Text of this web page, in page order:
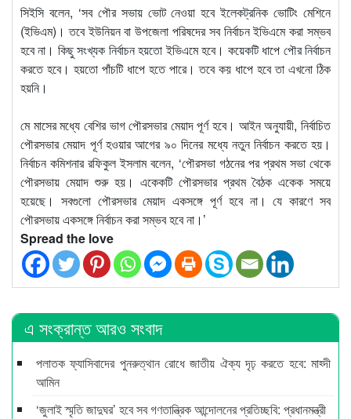
সিইসি বলেন, ‘সব পৌর সভায় ভোট নেওয়া হবে ইলেকট্রনিক ভোটিং মেশিনে
(ইভিএম)। তবে ইউনিয়ন বা উপজেলা পরিষদের সব নির্বাচন ইভিএমে করা সম্ভব
হবে না। কিছু সংখ্যক নির্বাচন হয়তো ইভিএমে হবে। কয়েকটি ধাপে পৌর নির্বাচন
করতে হবে। হয়তো পাঁচটি ধাপে হতে পারে। তবে কয় ধাপে হবে তা এখনো ঠিক
হয়নি।
মে মাসের মধ্যে বেশির ভাগ পৌরসভার মেয়াদ পূর্ণ হবে। আইন অনুযায়ী, নির্বাচিত
পৌরসভার মেয়াদ পূর্ণ হওয়ার আগের ৯০ দিনের মধ্যে নতুন নির্বাচন করতে হয়।
নির্বাচন কমিশনার রফিকুল ইসলাম বলেন, ‘পৌরসভা গঠনের পর প্রথম সভা থেকে
পৌরসভায় মেয়াদ শুরু হয়। একেকটি পৌরসভার প্রথম বৈঠক একেক সময়ে
হয়েছে। সবগুলো পৌরসভার মেয়াদ একসঙ্গে পূর্ণ হবে না। যে কারণে সব
পৌরসভায় একসঙ্গে নির্বাচন করা সম্ভব হবে না।’
Spread the love
এ সংক্রান্ত আরও সংবাদ
পলাতক ফ্যাসিবাদের পুনরুত্থান রোধে জাতীয় ঐক্য দৃঢ় করতে হবে: মাহ্দী
আমিন
‘জুলাই স্মৃতি জাদুঘর’ হবে সব গণতান্ত্রিক আন্দোলনের প্রতিচ্ছবি: প্রধানমন্ত্রী